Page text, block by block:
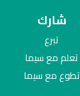
شارك
تبرع
تعلم مع سيما
تطوع مع سيما